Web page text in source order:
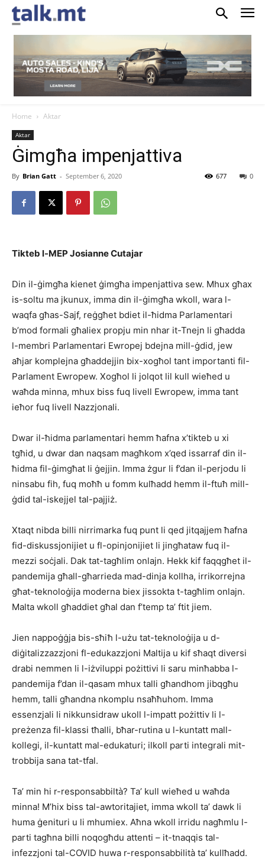
Home Aktar
Aktar
Ġimgħa impenjattiva
By Brian Gatt - September 6, 2020 0
677
Tikteb l-MEP Josianne Cutajar
Din il-ġimgħa kienet ġimgħa impenjattiva sew. Mhux għax
is-soltu ma jkunux, imma din il-ġimgħa wkoll, wara l-
waqfa għas-Sajf, reġgħet bdiet il-ħidma Parlamentari
b’mod formali għaliex propju min nhar it-Tnejn li għadda
l-membri Parlamentari Ewropej bdejna mill-ġdid, jew
aħjar komplejna għaddejjin bix-xogħol tant importanti fil-
Parlament Ewropew. Xogħol li jolqot lil kull wieħed u
waħda minna, mhux biss fuq livell Ewropew, imma tant
ieħor fuq livell Nazzjonali.
Dwar il-ħidma parlamentari hemm ħafna x’tikteb u xi
tgħid, u dwar dan naqsam magħkom x’qed issarraf din il-
ħidma fil-ġimgħat li ġejjin. Imma żgur li f’dan il-perjodu li
ninsabu fih, fuq moħħ u fomm kulħadd hemm il-ftuħ mill-
ġdid tal-iskejjel tal-pajjiż.
Xtaqt nibda billi nirrimarka fuq punt li qed jitqajjem ħafna
fid-diskussjonijiet u fl-opinjonijiet li jingħataw fuq il-
mezzi soċjali. Dak tat-tagħlim onlajn. Hekk kif faqqgħet il-
pandemija għall-għarrieda mad-dinja kollha, irrikorrejna
għat-teknoloġija moderna biex jissokta t-tagħlim onlajn.
Malta wkoll għaddiet għal dan f’temp ta’ ftit jiem.
Jien nappoġġja bis-sħiħ l-użu tat-teknoloġija u d-
diġitalizzazzjoni fl-edukazzjoni Maltija u kif sħaqt diversi
drabi nemmen li l-iżviluppi pożittivi li saru minħabba l-
pandemija f’dan il-qasam mhux talli għandhom jibqgħu
hemm, talli għandna nkomplu nsaħħuhom. Imma
essenzjali li nikkunsidraw ukoll l-impatt pożittiv li l-
preżenza fil-klassi tħalli, bħar-rutina u l-kuntatt mall-
kollegi, il-kuntatt mal-edukaturi; ilkoll parti integrali mit-
trobbija sana tat-tfal.
Ta’ min hi r-responsabbiltà? Ta’ kull wieħed u waħda
minna! M’hix biss tal-awtoritajiet, imma wkoll ta’ dawk li
huma ġenituri u li mhumiex. Aħna wkoll irridu nagħmlu l-
parti tagħna billi noqogħdu attenti – it-tnaqqis tal-
infezzjoni tal-COVID huwa r-responsabbilità ta’ kullħadd.